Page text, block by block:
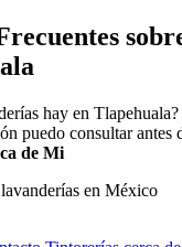
hay en Tlapehuala?
puedo consultar antes
de Mi
en México